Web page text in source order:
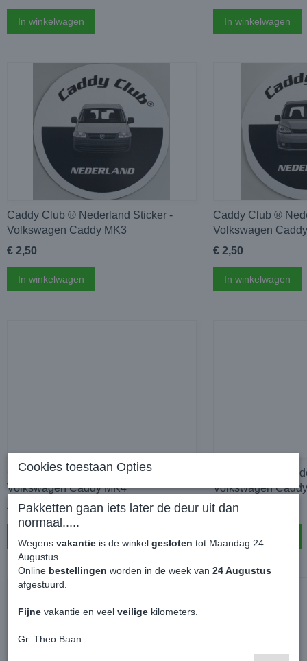
In winkelwagen In winkelwagen
Caddy Club ®️ Nederland Sticker -
Volkswagen Caddy MK3
€ 2,50
In winkelwagen
Caddy Club ®️
Volkswagen
€ 2,50
In winkelwagen
Caddy Club ®️ Nederland Sticker -
Volkswagen Caddy MK4
€ 2,50
Caddy Club ®️
Volkswagen
€ 2,50
Cookies toestaan Opties
Pakketten gaan iets later de deur uit dan
normaal.....
Wegens vakantie is de winkel gesloten tot Maandag 24
Augustus.
Online bestellingen worden in de week van 24 Augustus
afgestuurd.
Fijne vakantie en veel veilige kilometers.
Gr. Theo Baan